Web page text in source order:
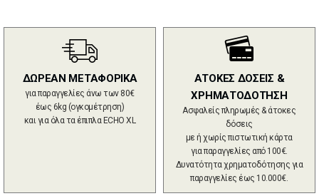
ΔΩΡΕΑΝ ΜΕΤΑΦΟΡΙΚΑ
για παραγγελίες άνω των 80€
έως 6kg (ογκομέτρηση)
και για όλα τα έπιπλα ECHO XL
ΑΤΟΚΕΣ ΔΟΣΕΙΣ &
ΧΡΗΜΑΤΟΔΟΤΗΣΗ
Ασφαλείς πληρωμές & άτοκες
δόσεις
με ή χωρίς πιστωτική κάρτα
για παραγγελίες από 100€.
Δυνατότητα χρηματοδότησης για
παραγγελίες έως 10.000€.